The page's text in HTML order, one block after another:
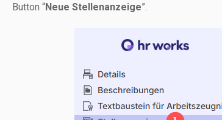
Button “Neue Stellenanzeige”.